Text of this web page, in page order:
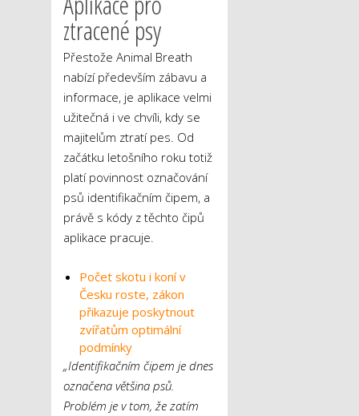
ztracené psy
Přestože Animal Breath
nabízí především zábavu a
informace, je aplikace velmi
užitečná i ve chvíli, kdy se
majitelům ztratí pes. Od
začátku letošního roku totiž
platí povinnost označování
psů identifikačním čipem, a
právě s kódy z těchto čipů
aplikace pracuje.
Počet skotu i koní v
Česku roste, zákon
přikazuje poskytnout
zvířatům optimální
podmínky
„Identifikačním čipem je dnes
označena většina psů.
Problém je v tom, že zatím